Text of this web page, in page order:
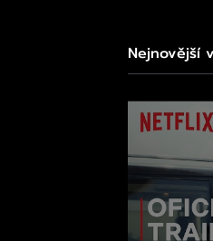
Nejnovější